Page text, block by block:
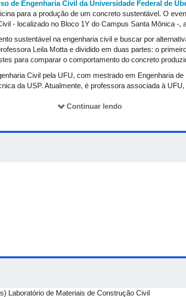
de Engenharia Civil da Universidade Federal de
para a produção de um concreto sustentável. O
- localizado no Bloco 1Y do Campus Santa Mônica -,
sustentável na engenharia civil e buscar por
Leila Motta e dividido em duas partes: o
para comparar o comportamento do concreto
Civil pela UFU, com mestrado em Engenharia
da USP. Atualmente, é professora associada à
de residuos para a produção de materiais de
Continuar lendo
Laboratório de Materiais de Construção Civil